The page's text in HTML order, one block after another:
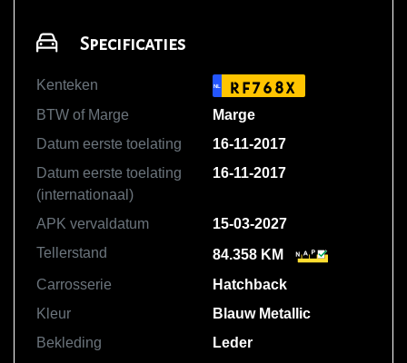
Specificaties
Kenteken NL RF768X
BTW of Marge
Marge
Datum eerste toelating
16-11-2017
Datum eerste toelating
(internationaal)
16-11-2017
APK vervaldatum
15-03-2027
Tellerstand
84.358 KM
Carrosserie
Hatchback
Kleur
Blauw Metallic
Bekleding
Leder